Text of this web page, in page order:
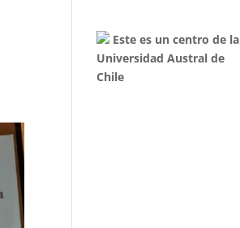
Este es un centro de la
Universidad Austral de
Chile